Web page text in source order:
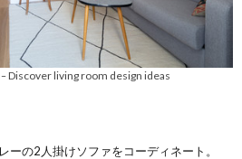
–Discover living room design ideas
ーの2人掛けソファをコーディネート。